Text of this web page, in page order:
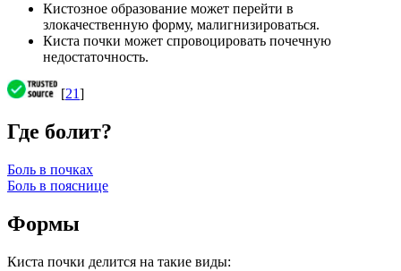
Кистозное образование может перейти в
злокачественную форму, малигнизироваться.
Киста почки может спровоцировать почечную
недостаточность.
[21]
Где болит?
Боль в почках
Боль в пояснице
Формы
Киста почки делится на такие виды: